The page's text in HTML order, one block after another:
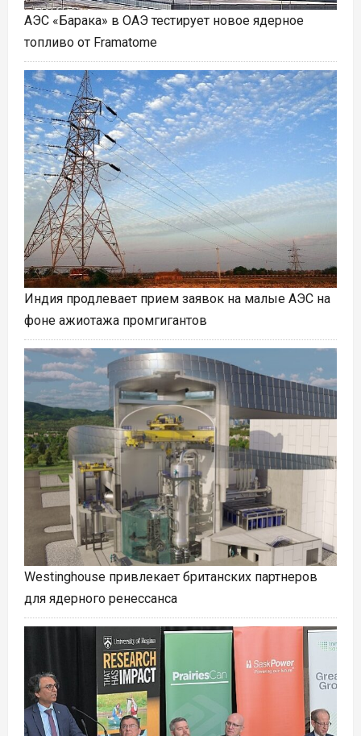
АЭС «Барака» в ОАЭ тестирует новое ядерное
топливо от Framatome
Индия продлевает прием заявок на малые АЭС на
фоне ажиотажа промгигантов
Westinghouse привлекает британских партнеров
для ядерного ренессанса